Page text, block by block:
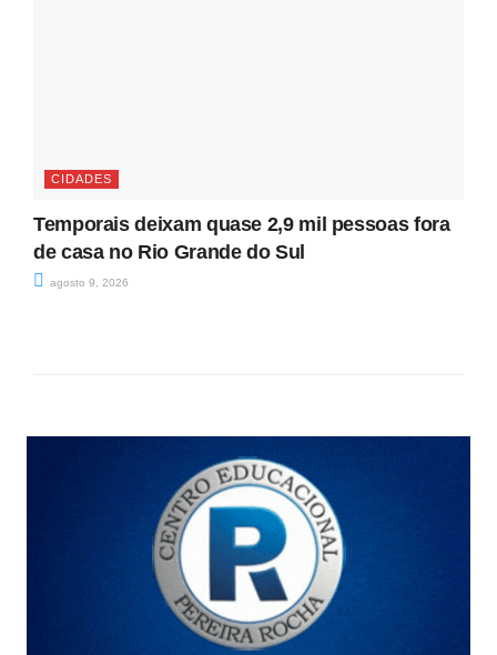
CIDADES
Temporais deixam quase 2,9 mil pessoas fora
de casa no Rio Grande do Sul
agosto 9, 2026